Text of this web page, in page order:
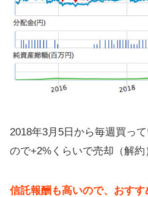
2018年3月5日から毎週買っ
ので+2%くらいで売却（解約
信託報酬も高いので、おすす